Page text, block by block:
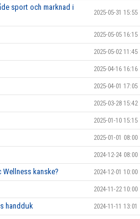
sport och marknad i
2025-05-31 15:55
2025-05-05 16:15
2025-05-02 11:45
2025-04-16 16:16
2025-04-01 17:05
2025-03-28 15:42
2025-01-10 15:15
2025-01-01 08:00
2024-12-24 08:00
kanske? 2024-12-01 10:00
2024-11-22 10:00
handduk 2024-11-11 13:01